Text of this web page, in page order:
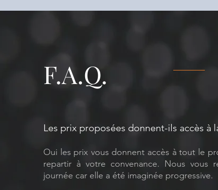
F.A.Q.
Les prix proposées donnent-ils accès à
Oui les prix vous donnent accès à tout le
repartir à votre convenance. Nous vous
journée car elle a été imaginée progressive.